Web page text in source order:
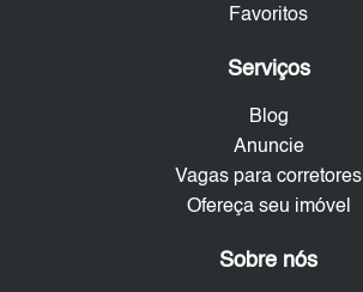
Favoritos
Serviços
Blog
Anuncie
Vagas para corretores
Ofereça seu imóvel
Sobre nós